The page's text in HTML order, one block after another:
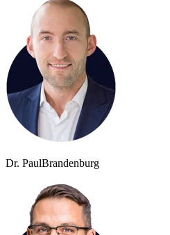
Dr. PaulBrandenburg